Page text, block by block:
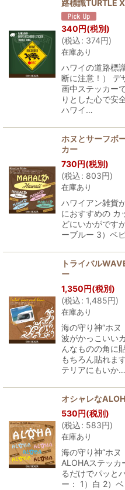
路標識TURTLE
340円(税別)
(税込: 374円)
在庫あり
ハワイの道路標
断に注意！） デ
画中ステッカー
りとした心で安
ハワイ…
ホヌとサーフボ
カー
730円(税別)
(税込: 803円)
在庫あり
ハワイアン雑貨
におすすめの カ
どにいかがです
ーブルー 3）ベ
トライバル
ー
1,350円(税別)
(税込: 1,485円)
在庫あり
海の守り神“ホヌ
波がかっこいい
んなものの角に
もちろん貼れま
テリアにもいか…
オシャレな
530円(税別)
(税込: 583円)
在庫あり
海の守り神“ホヌ
ALOHAステッカ
るだけでパッと
ー： 1）白 2）